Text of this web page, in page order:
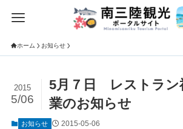
ホーム お知らせ
5月７日 レストラ
業のお知らせ
2015
5/06
お知らせ 2015-05-06